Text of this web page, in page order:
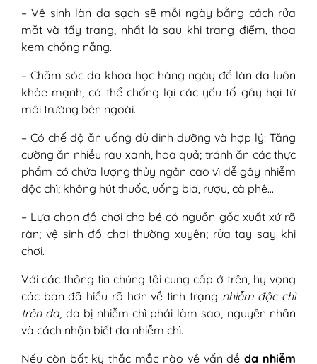
– Vệ sinh làn da sạch sẽ mỗi ngày bằng cách rửa
mặt và tẩy trang, nhất là sau khi trang điểm, thoa
kem chống nắng.
– Chăm sóc da khoa học hàng ngày để làn da luôn
khỏe mạnh, có thể chống lại các yếu tố gây hại từ
môi trường bên ngoài.
– Có chế độ ăn uống đủ dinh dưỡng và hợp lý: Tăng
cường ăn nhiều rau xanh, hoa quả; tránh ăn các thực
phẩm có chứa lượng thủy ngân cao vì dễ gây nhiễm
độc chì; không hút thuốc, uống bia, rượu, cà phê…
– Lựa chọn đồ chơi cho bé có nguồn gốc xuất xứ rõ
ràn; vệ sinh đồ chơi thường xuyên; rửa tay say khi
chơi.
Với các thông tin chúng tôi cung cấp ở trên, hy vọng
các bạn đã hiểu rõ hơn về tình trạng nhiễm độc chì
trên da, da bị nhiễm chì phải làm sao, nguyên nhân
và cách nhận biết da nhiễm chì.
Nếu còn bất kỳ thắc mắc nào về vấn đềda nhiễm